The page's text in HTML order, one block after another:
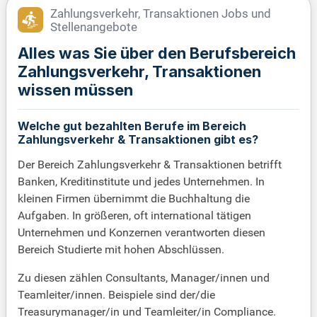
Zahlungsverkehr, Transaktionen Jobs und
Stellenangebote
Alles was Sie über den Berufsbereich
Zahlungsverkehr, Transaktionen
wissen müssen
Welche gut bezahlten Berufe im Bereich
Zahlungsverkehr & Transaktionen gibt es?
Der Bereich Zahlungsverkehr & Transaktionen betrifft
Banken, Kreditinstitute und jedes Unternehmen. In
kleinen Firmen übernimmt die Buchhaltung die
Aufgaben. In größeren, oft international tätigen
Unternehmen und Konzernen verantworten diesen
Bereich Studierte mit hohen Abschlüssen.
Zu diesen zählen Consultants, Manager/innen und
Teamleiter/innen. Beispiele sind der/die
Treasurymanager/in und Teamleiter/in Compliance.